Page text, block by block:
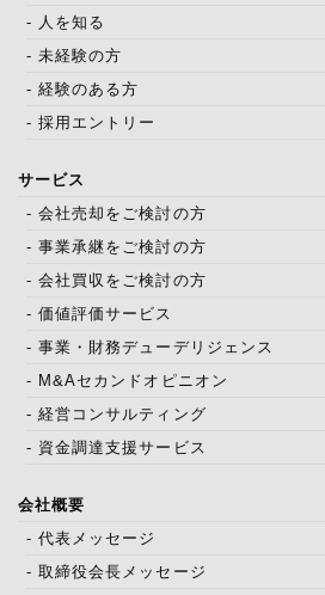
- 人を知る
- 未経験の方
- 経験のある方
- 採用エントリー
サービス
- 会社売却をご検討の方
- 事業承継をご検討の方
- 会社買収をご検討の方
- 価値評価サービス
- 事業・財務デューデリジェンス
- M&Aセカンドオピニオン
- 経営コンサルティング
- 資金調達支援サービス
会社概要
- 代表メッセージ
- 取締役会長メッセージ